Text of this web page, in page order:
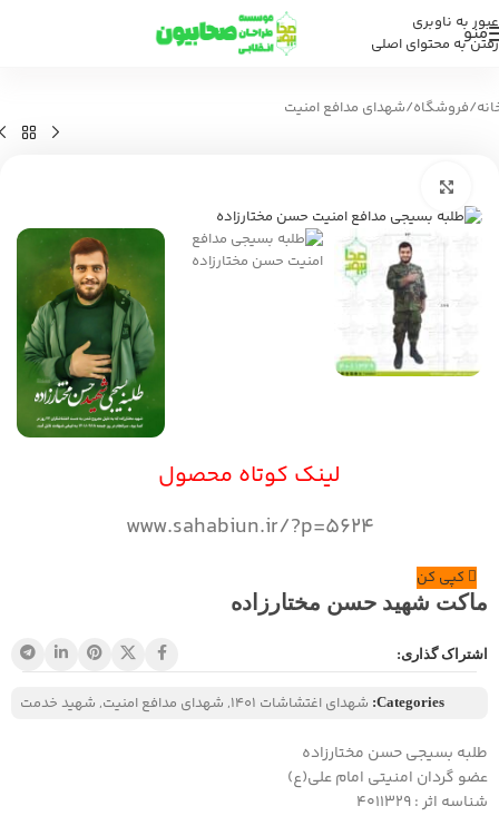
عبور به ناوبری
رفتن به محتوای اصلی
منو
/فروشگاه/شهدای مدافع امنیت
لینک کوتاه محصول
www.sahabiun.ir/?p=5624
کپی کن
ماکت شهید حسن مختارزاده
اشتراک گذاری:
Categories: شهدای اغتشاشات 1401 , شهدای مدافع امنیت, شهید خدمت
طلبه بسیجی حسن مختارزاده
عضو گردان امنیتی امام علی(ع)
شناسه اثر : 4011329